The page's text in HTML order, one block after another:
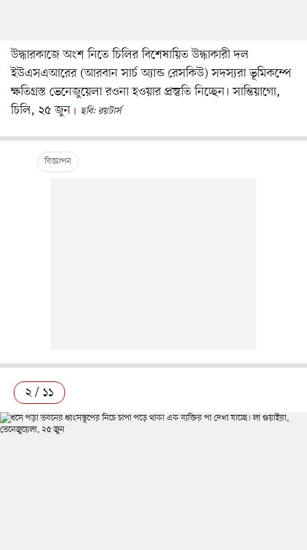
উদ্ধারকাজে অংশ নিতে চিলির বিশেষায়িত উদ্ধাকারী দল
ইউএসএআরের (আরবান সার্চ অ্যান্ড রেসকিউ) সদস্যরা ভূমিকম্পে
ক্ষতিগ্রস্ত ভেনেজুয়েলা রওনা হওয়ার প্রস্তুতি নিচ্ছেন। সান্তিয়াগো,
চিলি, ২৫ জুন
ছবি: রয়টার্স
২ / ১১